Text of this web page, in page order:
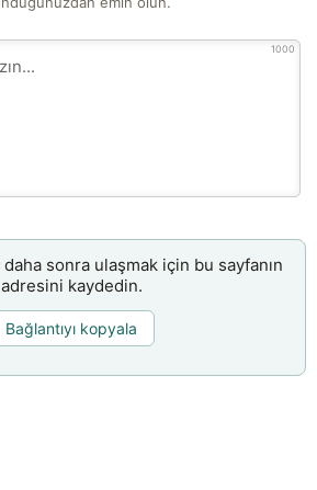
1000
sonra ulaşmak için bu sayfanın
adresini kaydedin.
Bağlantıyı kopyala